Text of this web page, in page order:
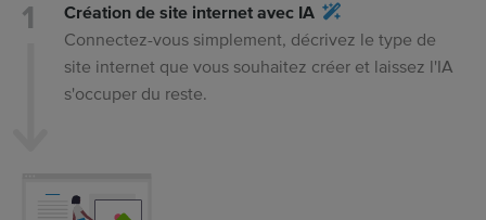
Création de site internet avec IA
Connectez-vous simplement, décrivez le type de
site internet que vous souhaitez créer et laissez l'IA
s'occuper du reste.